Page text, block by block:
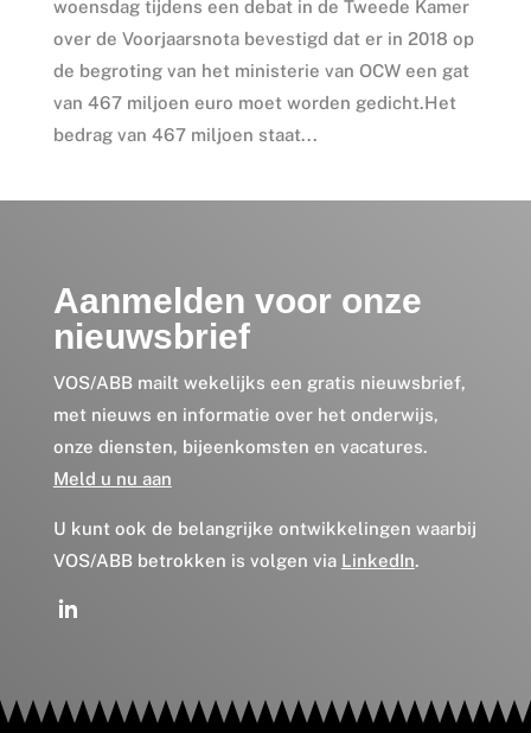
woensdag tijdens een debat in de Tweede Kamer
over de Voorjaarsnota bevestigd dat er in 2018 op
de begroting van het ministerie van OCW een gat
van 467 miljoen euro moet worden gedicht.Het
bedrag van 467 miljoen staat...
Aanmelden voor onze
nieuwsbrief
VOS/ABB mailt wekelijks een gratis nieuwsbrief,
met nieuws en informatie over het onderwijs,
onze diensten, bijeenkomsten en vacatures.
Meld u nu aan
U kunt ook de belangrijke ontwikkelingen waarbij
VOS/ABB betrokken is volgen via LinkedIn.